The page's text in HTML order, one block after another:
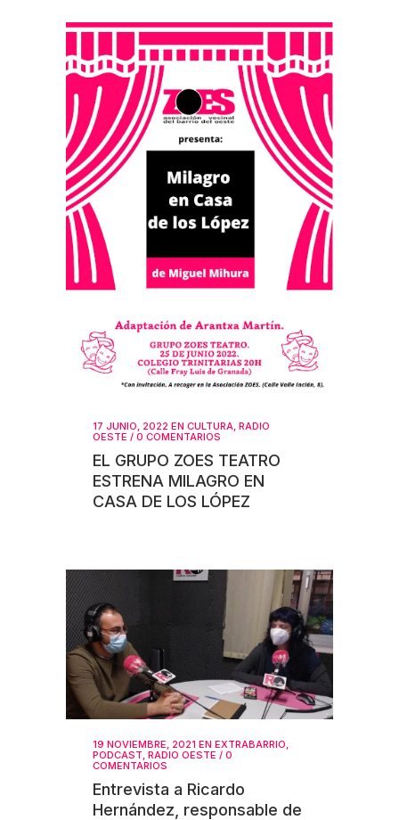
17 JUNIO, 2022 EN CULTURA RADIO
OESTE / 0 COMENTARIOS
EL GRUPO ZOES TEATRO
ESTRENA MILAGRO EN
CASA DE LOS LÓPEZ
19 NOVIEMBRE, 2021 EN EXTRABARRIO,
PODCAST, RADIO OESTE / 0
COMENTARIOS
Entrevista a Ricardo
Hernández, responsable de